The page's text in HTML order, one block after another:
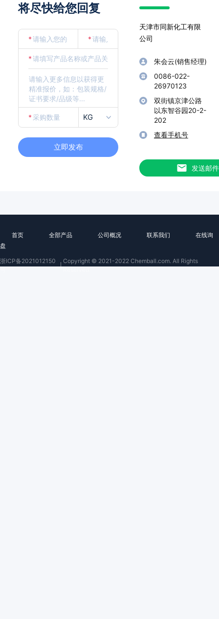
将尽快给您回复
* *
*
* KG
立即发布
天津市同新化工有限
公司
朱会云(销售经理)
0086-022-
26970123
双街镇京津公路
以东智谷园20-2-
202
查看手机号
发送邮件
首页 全部产品 公司概况 联系我们
在线询
盘
浙ICP备2021012150
Copyright © 2021-2022 Chemball.com. All Rights